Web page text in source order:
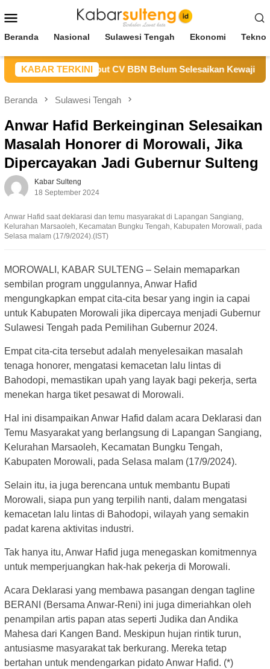
ke
Mobile
Beranda Nasional Sulawesi Tengah Ekonomi
KABAR TERKINI
ESDM Sulteng Sebut CV BBN Belum Selesaikan Kewajiban
Beranda Sulawesi Tengah
Anwar Hafid Berkeinginan Selesaikan
Masalah Honorer di Morowali, Jika
Dipercayakan Jadi Gubernur Sulteng
Kabar Sulteng
18 September 2024
Anwar Hafid saat deklarasi dan temu masyarakat di Lapangan Sangiang,
Kelurahan Marsaoleh, Kecamatan Bungku Tengah, Kabupaten Morowali, pada
Selasa malam (17/9/2024).(IST)
MOROWALI, KABAR SULTENG – Selain memaparkan
sembilan program unggulannya, Anwar Hafid
mengungkapkan empat cita-cita besar yang ingin ia capai
untuk Kabupaten Morowali jika dipercaya menjadi Gubernur
Sulawesi Tengah pada Pemilihan Gubernur 2024.
Empat cita-cita tersebut adalah menyelesaikan masalah
tenaga honorer, mengatasi kemacetan lalu lintas di
Bahodopi, memastikan upah yang layak bagi pekerja, serta
menekan harga tiket pesawat di Morowali.
Hal ini disampaikan Anwar Hafid dalam acara Deklarasi dan
Temu Masyarakat yang berlangsung di Lapangan Sangiang,
Kelurahan Marsaoleh, Kecamatan Bungku Tengah,
Kabupaten Morowali, pada Selasa malam (17/9/2024).
Selain itu, ia juga berencana untuk membantu Bupati
Morowali, siapa pun yang terpilih nanti, dalam mengatasi
kemacetan lalu lintas di Bahodopi, wilayah yang semakin
padat karena aktivitas industri.
Tak hanya itu, Anwar Hafid juga menegaskan komitmennya
untuk memperjuangkan hak-hak pekerja di Morowali.
Acara Deklarasi yang membawa pasangan dengan tagline
BERANI (Bersama Anwar-Reni) ini juga dimeriahkan oleh
penampilan artis papan atas seperti Judika dan Andika
Mahesa dari Kangen Band. Meskipun hujan rintik turun,
antusiasme masyarakat tak berkurang. Mereka tetap
bertahan untuk mendengarkan pidato Anwar Hafid. (*)